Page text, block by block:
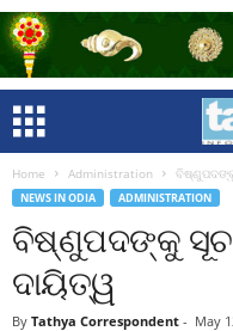
Home Administration ବିଷ୍ଣୁପଦଙ୍କୁ
NEWS IN ODIA ADMINISTRATION
ବିଷ୍ଣୁପଦଙ୍କୁ
ଦାୟିତ୍ୱ
By Tathya Correspondent - May